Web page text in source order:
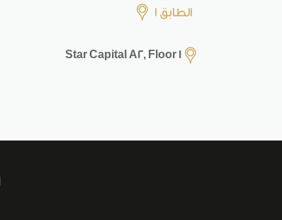
الطابق 1
Star Capital A2, Floor 1